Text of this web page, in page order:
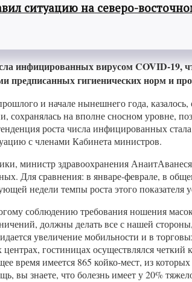
ситуацию на северо-
инфицированных вирусом COVID-19,
предписанных гигиенических норм и
и начале нынешнего года,
на вполне сносном уровне,
роста числа инфицированных
с членами Кабинета министров.
министр здравоохранения
Для сравнения: в январе-феврале, в
недели темпы роста этого показателя
соблюдению требования ношения
должны делать все с нашей
увеличение мобильности и в
гостиницах осуществлялся
время имеется 865 койко-мест, из
вы знаете, что болезнь имеет у 20%